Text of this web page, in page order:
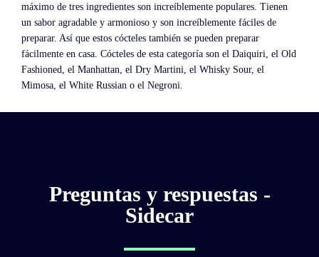
máximo de tres ingredientes son increíblemente populares. Tienen
un sabor agradable y armonioso y son increíblemente fáciles de
preparar. Así que estos cócteles también se pueden preparar
fácilmente en casa. Cócteles de esta categoría son el Daiquiri, el Old
Fashioned, el Manhattan, el Dry Martini, el Whisky Sour, el
Mimosa, el White Russian o el Negroni.
Preguntas y respuestas -
Sidecar